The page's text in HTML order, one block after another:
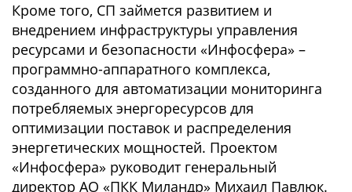
Кроме того, СП займется развитием и
внедрением инфраструктуры управления
ресурсами и безопасности «Инфосфера» –
программно-аппаратного комплекса,
созданного для автоматизации мониторинга
потребляемых энергоресурсов для
оптимизации поставок и распределения
энергетических мощностей. Проектом
«Инфосфера» руководит генеральный
директор АО «ПКК Миландр» Михаил Павлюк.